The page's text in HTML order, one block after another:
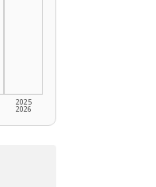
2025
2026